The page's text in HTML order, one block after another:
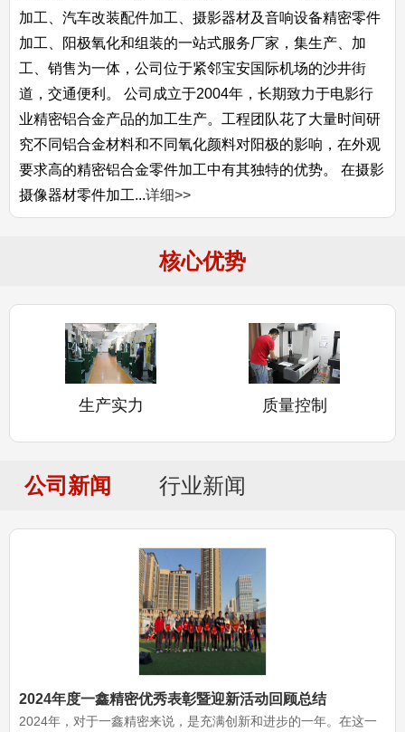
加工、汽车改装配件加工、摄影器材及音响设备精密零件
加工、阳极氧化和组装的一站式服务厂家，集生产、加
工、销售为一体，公司位于紧邻宝安国际机场的沙井街
道，交通便利。 公司成立于2004年，长期致力于电影行
业精密铝合金产品的加工生产。工程团队花了大量时间研
究不同铝合金材料和不同氧化颜料对阳极的影响，在外观
要求高的精密铝合金零件加工中有其独特的优势。 在摄影
摄像器材零件加工...详细>>
核心优势
生产实力 质量控制
公司新闻 行业新闻
2024年度一鑫精密优秀表彰暨迎新活动回顾总结
2024年，对于一鑫精密来说，是充满创新和进步的一年。在这一